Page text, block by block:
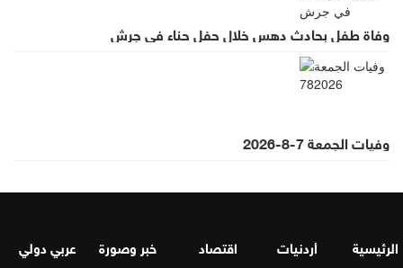
وفاة طفل بحادث دهس خلال حفل حناء في جرش
وفيات الجمعة 7-8-2026
الرئيسية أردنيات اقتصاد خبر وصورة
عربي دولي